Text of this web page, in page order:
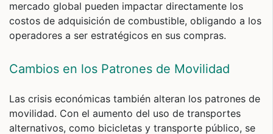
mercado global pueden impactar directamente los
costos de adquisición de combustible, obligando a los
operadores a ser estratégicos en sus compras.
Cambios en los Patrones de Movilidad
Las crisis económicas también alteran los patrones de
movilidad. Con el aumento del uso de transportes
alternativos, como bicicletas y transporte público, se